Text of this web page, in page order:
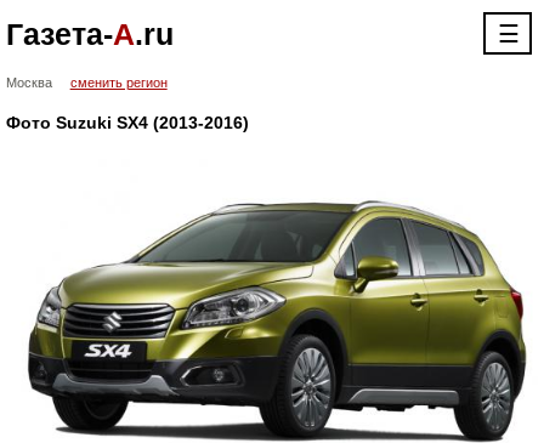
Газета-А.ru ☰
Москва сменить регион
Фото Suzuki SX4 (2013-2016)